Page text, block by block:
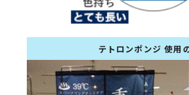
テトロンポンジ 使用